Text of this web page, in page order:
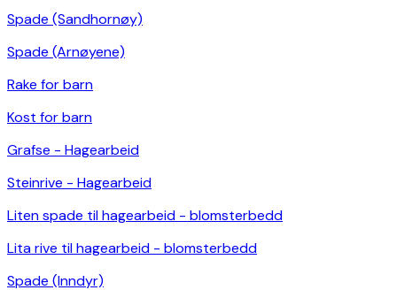
Spade (Sandhornøy)
Spade (Arnøyene)
Rake for barn
Kost for barn
Grafse - Hagearbeid
Steinrive - Hagearbeid
Liten spade til hagearbeid - blomsterbedd
Lita rive til hagearbeid - blomsterbedd
Spade (Inndyr)